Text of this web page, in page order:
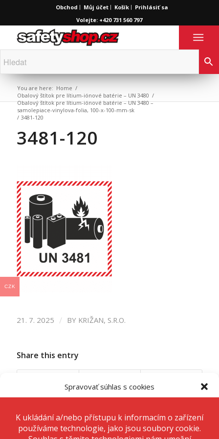
Spravovať súhlas s cookies
prístup k informáciám o zariadení, technológie ako sú súbory cookies.
Súhlas s týmito technológiami nám umožní spracovávať údaje, ako je
správanie pri prehliadaní alebo jedinečné ID na tomto webe. Nesúhlas
Obchod Můj účet Košík
Prihlásiť sa
Volejte: +420 731 560 797
You are here: Home /
Obalový štítok pre lítium-iónové batérie – UN 3480 /
Obalový štítok pre lítium-iónové batérie – UN 3480 –
samolepiace-vinylova-folia, 100-x-100-mm-sk
/ 3481-120
3481-120
21. 7. 2025 / BY KRIŽAN, S.R.O.
Share this entry
CZK